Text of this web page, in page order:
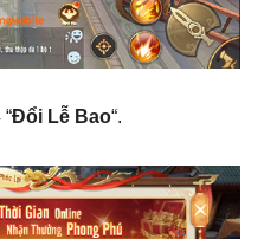
Đổi Lễ Bao“.